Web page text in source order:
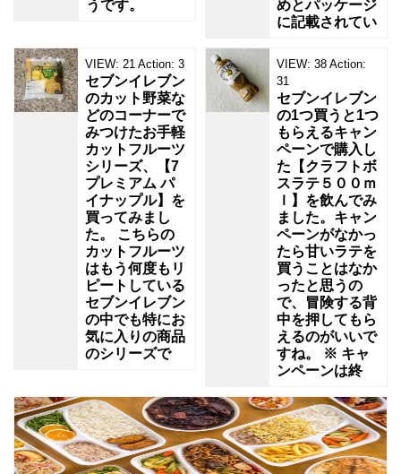
うです。
めとパッケージ
に記載されてい
VIEW: 21 Action: 3
セブンイレブン
のカット野菜な
どのコーナーで
みつけたお手軽
カットフルーツ
シリーズ、【7
プレミアム パ
イナップル】を
買ってみまし
た。 こちらの
カットフルーツ
はもう何度もリ
ピートしている
セブンイレブン
の中でも特にお
気に入りの商品
のシリーズで
VIEW: 38 Action:
31
セブンイレブン
の1つ買うと1つ
もらえるキャン
ペーンで購入し
た【クラフトボ
スラテ５００ｍ
ｌ】を飲んでみ
ました。キャン
ペーンがなかっ
たら甘いラテを
買うことはなか
ったと思うの
で、冒険する背
中を押してもら
えるのがいいで
すね。 ※ キャ
ンペーンは終